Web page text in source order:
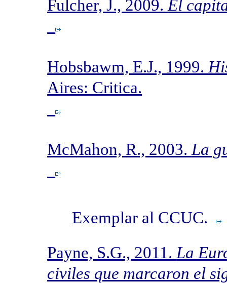
Fulcher, J., 2009. El
Hobsbawm, E.J., 1999.
Aires: Critica.
McMahon, R., 2003. La
Exemplar al CCUC.
Payne, S.G., 2011. La
civiles que marcaron el